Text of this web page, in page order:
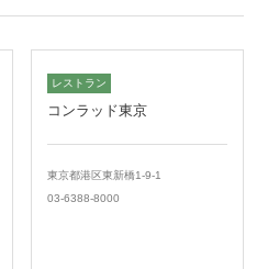
レストラン
コンラッド東京
東京都港区東新橋1-9-1
03-6388-8000